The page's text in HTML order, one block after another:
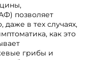
позволяет
в тех случаях,
как это
грибы и